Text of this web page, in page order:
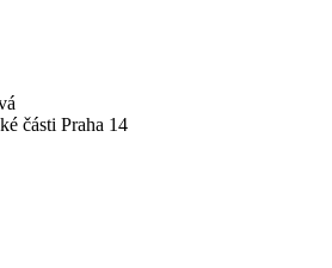
části Praha 14